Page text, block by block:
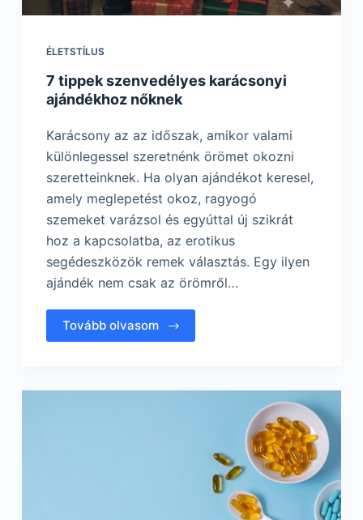
ÉLETSTÍLUS
7 tippek szenvedélyes karácsonyi
ajándékhoz nőknek
Karácsony az az időszak, amikor valami
különlegessel szeretnénk örömet okozni
szeretteinknek. Ha olyan ajándékot keresel,
amely meglepetést okoz, ragyogó
szemeket varázsol és egyúttal új szikrát
hoz a kapcsolatba, az erotikus
segédeszközök remek választás. Egy ilyen
ajándék nem csak az örömről…
Tovább olvasom